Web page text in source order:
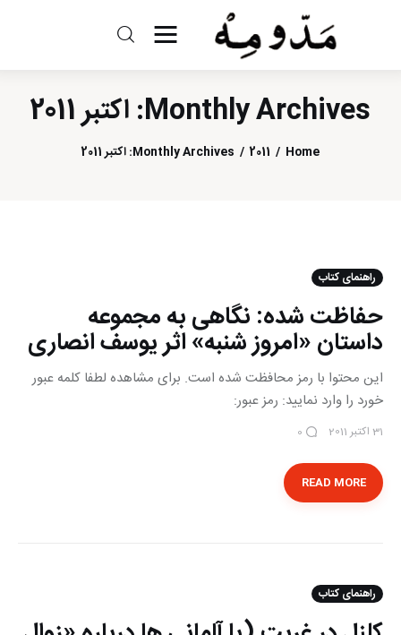
Monthly Archives: اکتبر 2011
Home
2011 Monthly Archives: اکتبر 2011
مد و مه
ادبیات
سینما
درباره ما
راهنمای کتاب
حفاظت شده: نگاهی به مجموعه
داستان «امروز شنبه» اثر یوسف انصاری
این محتوا با رمز محافظت شده است. برای مشاهده لطفا کلمه عبور
خورد را وارد نمایید: رمز عبور:
31 اکتبر 2011 0
READ MORE
راهنمای کتاب